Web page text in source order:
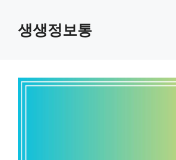
생생정보통